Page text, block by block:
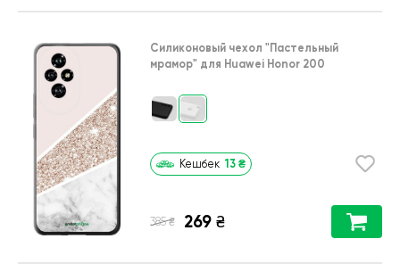
Силиконовый чехол "Пастельный
мрамор" для Huawei Honor 200
Кешбек 13 ₴
385 ₴ 269 ₴